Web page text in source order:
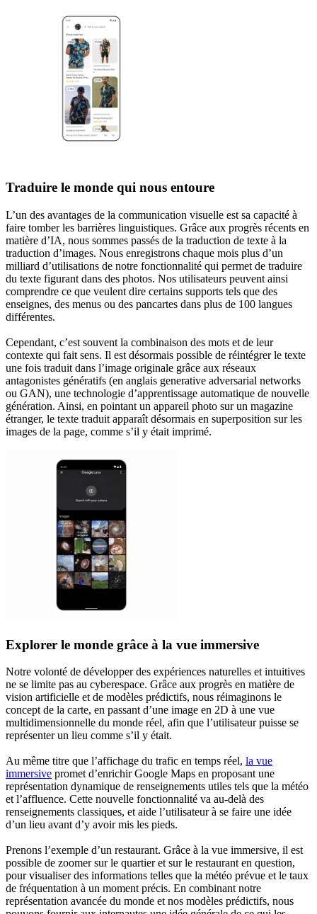
Traduire le monde qui nous entoure
L’un des avantages de la communication visuelle est sa capacité à
faire tomber les barrières linguistiques. Grâce aux progrès récents en
matière d’IA, nous sommes passés de la traduction de texte à la
traduction d’images. Nous enregistrons chaque mois plus d’un
milliard d’utilisations de notre fonctionnalité qui permet de traduire
du texte figurant dans des photos. Nos utilisateurs peuvent ainsi
comprendre ce que veulent dire certains supports tels que des
enseignes, des menus ou des pancartes dans plus de 100 langues
différentes.
Cependant, c’est souvent la combinaison des mots et de leur
contexte qui fait sens. Il est désormais possible de réintégrer le texte
une fois traduit dans l’image originale grâce aux réseaux
antagonistes génératifs (en anglais generative adversarial networks
ou GAN), une technologie d’apprentissage automatique de nouvelle
génération. Ainsi, en pointant un appareil photo sur un magazine
étranger, le texte traduit apparaît désormais en superposition sur les
images de la page, comme s’il y était imprimé.
Explorer le monde grâce à la vue immersive
Notre volonté de développer des expériences naturelles et intuitives
ne se limite pas au cyberespace. Grâce aux progrès en matière de
vision artificielle et de modèles prédictifs, nous réimaginons le
concept de la carte, en passant d’une image en 2D à une vue
multidimensionnelle du monde réel, afin que l’utilisateur puisse se
représenter un lieu comme s’il y était.
Au même titre que l’affichage du trafic en temps réel, la vue
immersive promet d’enrichir Google Maps en proposant une
représentation dynamique de renseignements utiles tels que la météo
et l’affluence. Cette nouvelle fonctionnalité va au-delà des
renseignements classiques, et aide l’utilisateur à se faire une idée
d’un lieu avant d’y avoir mis les pieds.
Prenons l’exemple d’un restaurant. Grâce à la vue immersive, il est
possible de zoomer sur le quartier et sur le restaurant en question,
pour visualiser des informations telles que la météo prévue et le taux
de fréquentation à un moment précis. En combinant notre
représentation avancée du monde et nos modèles prédictifs, nous